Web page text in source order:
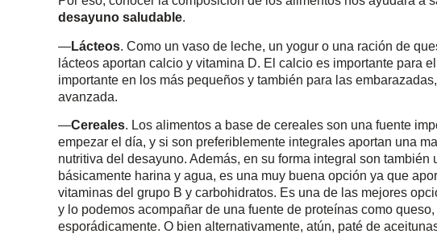
desayuno saludable.
—Lácteos. Como un vaso de leche, un yogur o una ración de
lácteos aportan calcio y vitamina D. El calcio es importante para
importante en los más pequeños y también para las
avanzada.
—Cereales. Los alimentos a base de cereales son una fuente
empezar el día, y si son preferiblemente integrales aportan una
nutritiva del desayuno. Además, en su forma integral son también
básicamente harina y agua, es una muy buena opción ya que
vitaminas del grupo B y carbohidratos. Es una de las mejores
y lo podemos acompañar de una fuente de proteínas como
esporádicamente. O bien alternativamente, atún, paté de